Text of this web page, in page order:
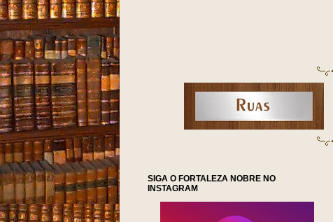
SIGA O FORTALEZA NOBRE NO
INSTAGRAM